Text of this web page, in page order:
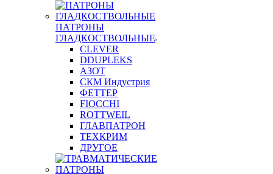
ПАТРОНЫ
ГЛАДКОСТВОЛЬНЫЕ
CLEVER
DDUPLEKS
АЗОТ
СКМ Индустрия
ФЕТТЕР
FIOCCHI
ROTTWEIL
ГЛАВПАТРОН
ТЕХКРИМ
ДРУГОЕ